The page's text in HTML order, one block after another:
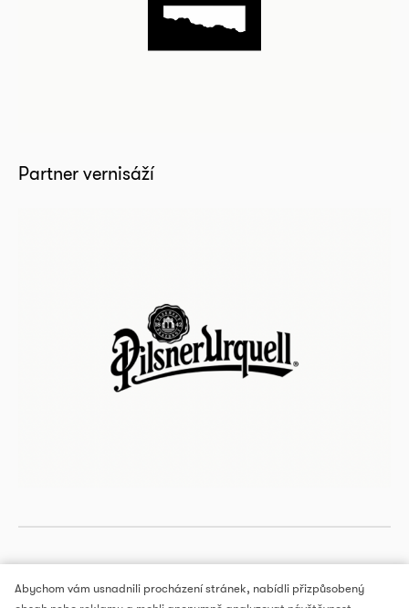
Partner vernisáží
Abychom vám usnadnili procházení stránek, nabídli přizpůsobený